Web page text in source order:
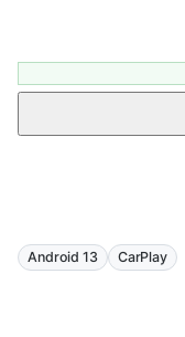
Android 13 CarPlay